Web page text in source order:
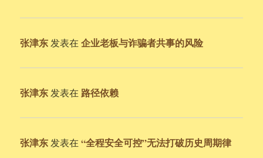
张津东 发表在企业老板与诈骗者共事的风险
张津东 发表在 路径依赖
张津东 发表在“全程安全可控”无法打破历史周期律